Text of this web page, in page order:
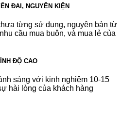
ĐAI, NGUYÊN KIỆN
từng sử dụng, nguyên bản từ
cầu mua buôn, và mua lẻ của
ĐỘ CAO
sáng với kinh nghiệm 10-15
hài lòng của khách hàng